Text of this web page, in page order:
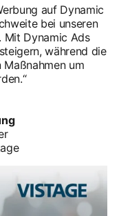
auf Dynamic
bei unseren
Mit Dynamic Ads
während die
Maßnahmen um